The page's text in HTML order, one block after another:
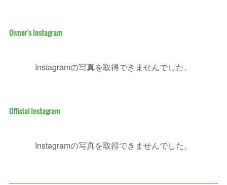
Owner's Instagram
Instagramの写真を取得できませんでした。
Official Instagram
Instagramの写真を取得できませんでした。